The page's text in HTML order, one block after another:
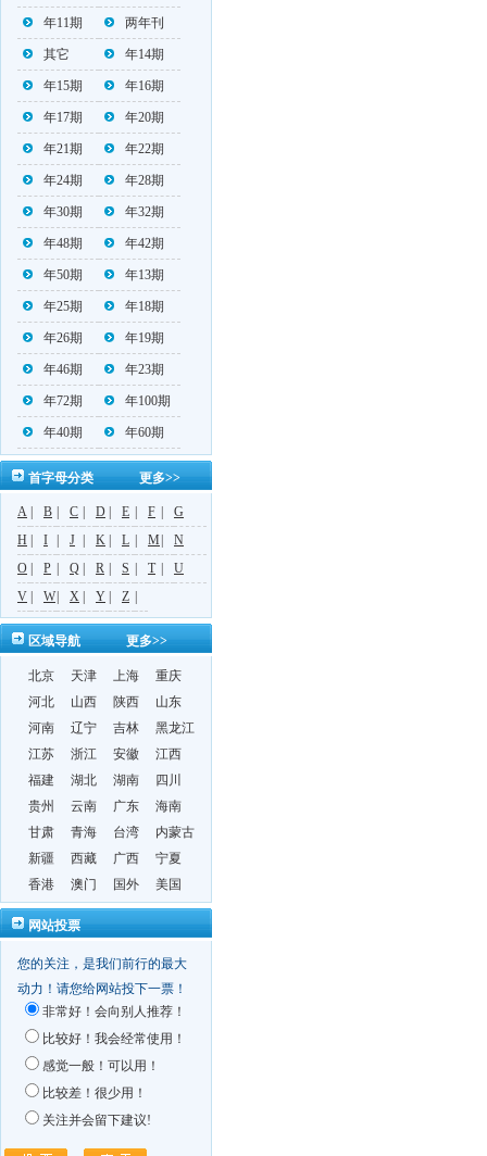
年11期 两年刊
其它 年14期
年15期 年16期
年17期 年20期
年21期 年22期
年24期 年28期
年30期 年32期
年48期 年42期
年50期 年13期
年25期 年18期
年26期 年19期
年46期 年23期
年72期 年100期
年40期 年60期
更多>>
首字母分类
A B C D E F
G
H
I J K L M
N
O
P Q R S T
U
V
W X Y Z
更多>>
区域导航
北京 天津 上海
重庆
河北
山西 陕西
山东
河南
辽宁 吉林
黑龙江
江苏
浙江 安徽
江西
福建
湖北 湖南
四川
贵州
云南 广东
海南
甘肃
青海 台湾
内蒙古
新疆
西藏 广西
宁夏
香港
澳门 国外 美国
网站投票
您的关注，是我们前行的最大
动力！请您给网站投下一票！
非常好！会向别人推荐！
比较好！我会经常使用！
感觉一般！可以用！
比较差！很少用！
关注并会留下建议!